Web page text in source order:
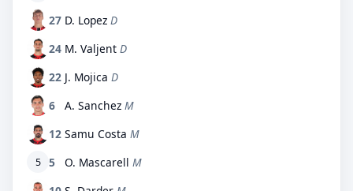
27 D. Lopez D
24 M. Valjent D
22 J. Mojica D
6
A. Sanchez M
12 Samu Costa M
5 5 O. Mascarell M